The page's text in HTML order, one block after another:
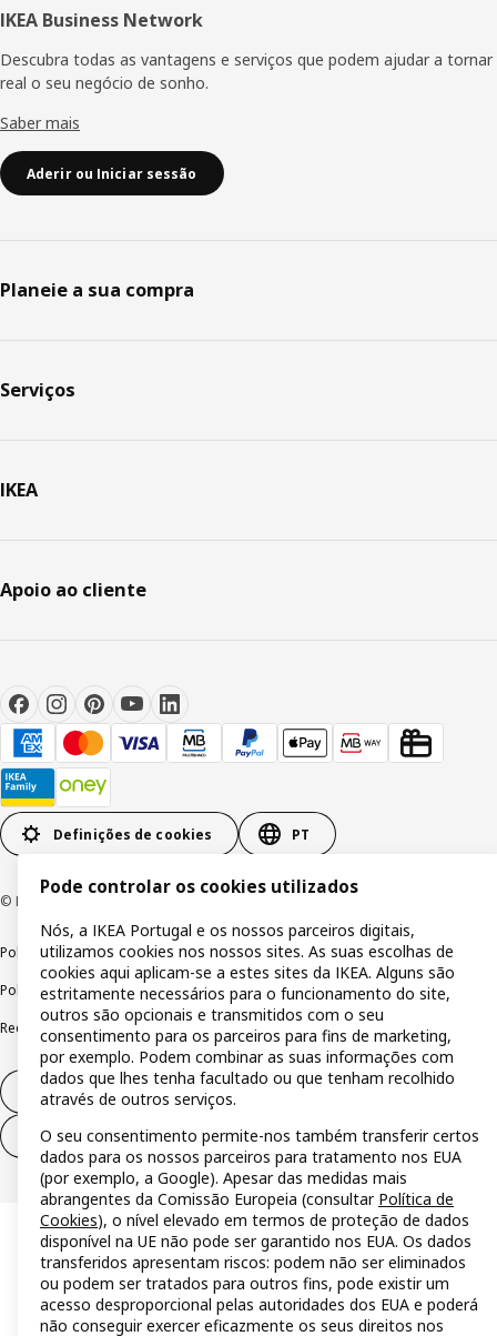
IKEA Business Network
Descubra todas as vantagens e serviços que podem ajudar a tornar
real o seu negócio de sonho.
Saber mais
Aderir ou Iniciar sessão
Planeie a sua compra
Serviços
IKEA
Apoio ao cliente
Definições de cookies PT
© Inter IKEA Systems B.V 1999-2026
Política de privacidadePolítica de cookies Termos de utilização
Política de divulgação responsávelLivro de reclamações
Reclamações e resolução de litígios
Direito de livre resolução
Direito de livre resolução (serviços)
Pode controlar os cookies utilizados
Nós, a IKEA Portugal e os nossos parceiros digitais,
utilizamos cookies nos nossos sites. As suas escolhas de
cookies aqui aplicam-se a estes sites da IKEA. Alguns são
estritamente necessários para o funcionamento do site,
outros são opcionais e transmitidos com o seu
consentimento para os parceiros para fins de marketing,
por exemplo. Podem combinar as suas informações com
dados que lhes tenha facultado ou que tenham recolhido
através de outros serviços.
O seu consentimento permite-nos também transferir certos
dados para os nossos parceiros para tratamento nos EUA
(por exemplo, a Google). Apesar das medidas mais
abrangentes da Comissão Europeia (consultar Política de
Cookies), o nível elevado em termos de proteção de dados
disponível na UE não pode ser garantido nos EUA. Os dados
transferidos apresentam riscos: podem não ser eliminados
ou podem ser tratados para outros fins, pode existir um
acesso desproporcional pelas autoridades dos EUA e poderá
não conseguir exercer eficazmente os seus direitos nos